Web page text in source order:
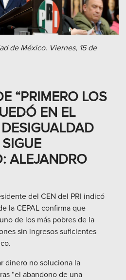
de México. Viernes, 15 de
“PRIMERO LOS
EN EL
ALEJANDRO
del CEN del PRI indicó
la CEPAL confirma que
de los más pobres de la
sin ingresos suficientes
dinero no soluciona la
“el abandono de una